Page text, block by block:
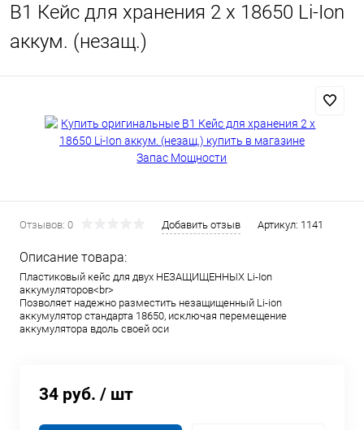
B1 Кейс для хранения 2 х 18650 Li-Ion
аккум. (незащ.)
Отзывов: 0 Добавить отзыв Артикул: 1141
Описание товара:
Пластиковый кейс для двух НЕЗАЩИЩЕННЫХ Li-Ion
аккумуляторов<br>
Позволяет надежно разместить незащищенный Li-ion
аккумулятор стандарта 18650, исключая перемещение
аккумулятора вдоль своей оси
34 руб. / шт